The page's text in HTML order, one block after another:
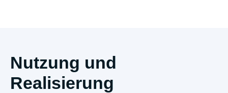
Nutzung und
Realisierung